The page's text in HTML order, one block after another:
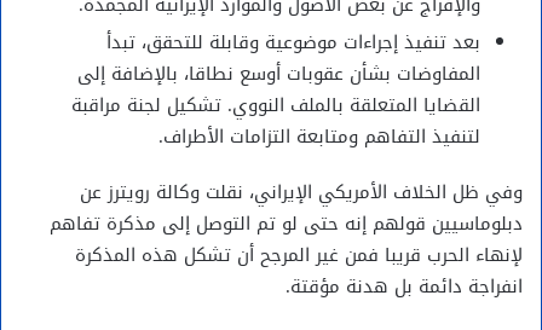
بعد تنفيذ إجراءات موضوعية وقابلة للتحقق، تبدأ
المفاوضات بشأن عقوبات أوسع نطاقا، بالإضافة إلى
القضايا المتعلقة بالملف النووي. تشكيل لجنة مراقبة
لتنفيذ التفاهم ومتابعة التزامات الأطراف.
وفي ظل الخلاف الأمريكي الإيراني، نقلت وكالة رويترز عن
دبلوماسيين قولهم إنه حتى لو تم التوصل إلى مذكرة تفاهم
لإنهاء الحرب قريبا فمن غير المرجح أن تشكل هذه المذكرة
انفراجة دائمة بل هدنة مؤقتة.